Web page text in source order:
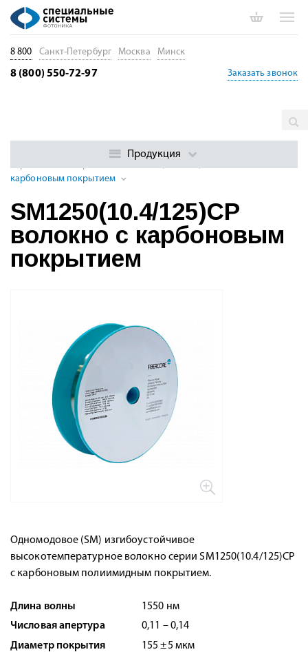
Одномодовые оптические волокна
Одномодовые волокна с
карбоновым покрытием
SM1250(10.4/125)CP
волокно с карбоновым
покрытием
Одномодовое (SM) изгибоустойчивое
высокотемпературное волокно серии SM1250(10.4/125)CP
с карбоновым полиимидным покрытием.
Длина волны
1550 нм
Числовая апертура
0,11 – 0,14
Диаметр покрытия
155 ±5 мкм
8 800 Санкт-Петербург Москва Минск
8 (800) 550-72-97 Заказать звонок
Продукция